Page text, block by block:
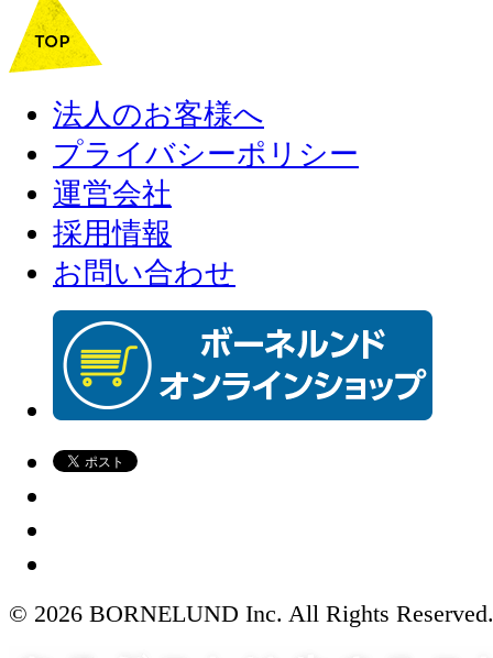
法人のお客様へ
プライバシーポリシー
運営会社
採用情報
お問い合わせ
© 2026 BORNELUND Inc. All Rights Reserved.